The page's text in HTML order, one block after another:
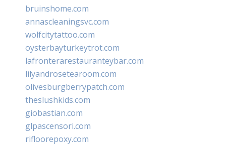
bruinshome.com
annascleaningsvc.com
wolfcitytattoo.com
oysterbayturkeytrot.com
lafronterarestauranteybar.com
lilyandrosetearoom.com
olivesburgberrypatch.com
theslushkids.com
giobastian.com
glpascensori.com
rifloorepoxy.com